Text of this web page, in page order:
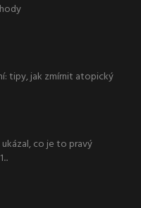
tipy, jak zmírnit atopický
co je to pravý